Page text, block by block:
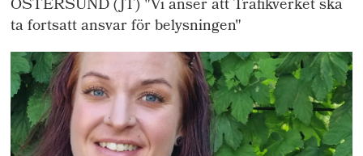
ÖSTERSUND (JT) "Vi anser att Trafikverket ska
ta fortsatt ansvar för belysningen"